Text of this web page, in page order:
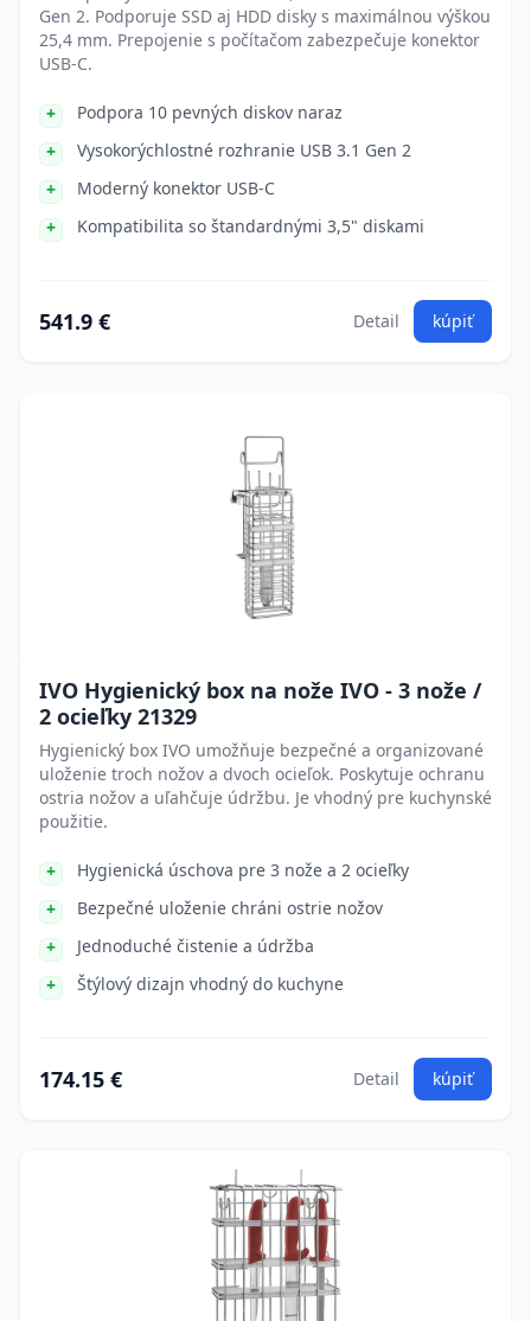
Gen 2. Podporuje SSD aj HDD disky s maximálnou výškou
25,4 mm. Prepojenie s počítačom zabezpečuje konektor
USB-C.
Podpora 10 pevných diskov naraz
Vysokorýchlostné rozhranie USB 3.1 Gen 2
Moderný konektor USB-C
Kompatibilita so štandardnými 3,5" diskami
541.9 € Detail kúpiť
IVO Hygienický box na nože IVO - 3 nože /
2 ocieľky 21329
Hygienický box IVO umožňuje bezpečné a organizované
uloženie troch nožov a dvoch ocieľok. Poskytuje ochranu
ostria nožov a uľahčuje údržbu. Je vhodný pre kuchynské
použitie.
Hygienická úschova pre 3 nože a 2 ocieľky
Bezpečné uloženie chráni ostrie nožov
Jednoduché čistenie a údržba
Štýlový dizajn vhodný do kuchyne
174.15 € Detail kúpiť